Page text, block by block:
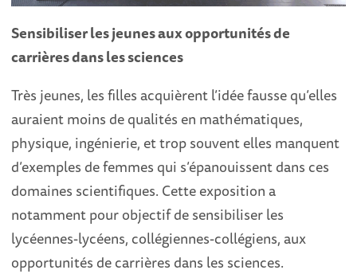
Sensibiliser les jeunes aux opportunités de
carrières dans les sciences
Très jeunes, les filles acquièrent l’idée fausse qu’elles
auraient moins de qualités en mathématiques,
physique, ingénierie, et trop souvent elles manquent
d’exemples de femmes qui s’épanouissent dans ces
domaines scientifiques. Cette exposition a
notamment pour objectif de sensibiliser les
lycéennes-lycéens, collégiennes-collégiens, aux
opportunités de carrières dans les sciences.